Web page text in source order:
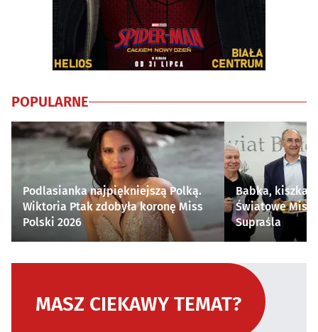
POPULARNE
Podlasianka najpiękniejszą Polką.
Wiktoria Ptak zdobyła koronę Miss
Polski 2026
Babka, kiszka i
Światowe
Supraśla
MASZ CIEKAWY TEMAT?